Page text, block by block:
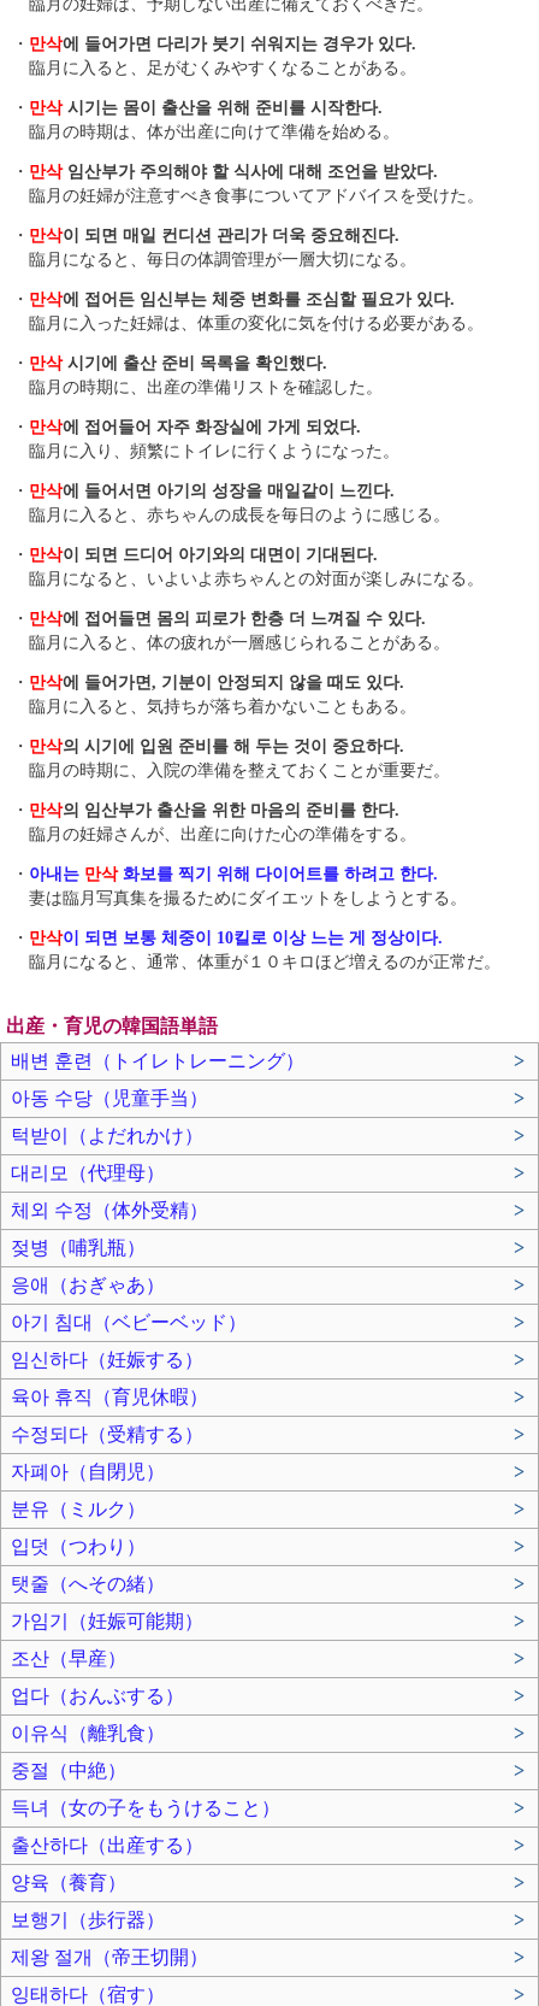
臨月の妊婦は、予期しない出産に備えておくべきだ。
・ 만삭에 들어가면 다리가 붓기 쉬워지는 경우가 있다.
臨月に入ると、足がむくみやすくなることがある。
・ 만삭시기는 몸이 출산을 위해 준비를 시작한다.
臨月の時期は、体が出産に向けて準備を始める。
・ 만삭임산부가 주의해야 할 식사에 대해 조언을 받았다.
臨月の妊婦が注意すべき食事についてアドバイスを受けた。
・ 만삭이 되면 매일 컨디션 관리가 더욱 중요해진다.
臨月になると、毎日の体調管理が一層大切になる。
・ 만삭에 접어든 임신부는 체중 변화를 조심할 필요가 있다.
臨月に入った妊婦は、体重の変化に気を付ける必要がある。
・ 만삭시기에 출산 준비 목록을 확인했다.
臨月の時期に、出産の準備リストを確認した。
・ 만삭에 접어들어 자주 화장실에 가게 되었다.
臨月に入り、頻繁にトイレに行くようになった。
・ 만삭에 들어서면 아기의 성장을 매일같이 느낀다.
臨月に入ると、赤ちゃんの成長を毎日のように感じる。
・ 만삭이 되면 드디어 아기와의 대면이 기대된다.
臨月になると、いよいよ赤ちゃんとの対面が楽しみになる。
・ 만삭에 접어들면 몸의 피로가 한층 더 느껴질 수 있다.
臨月に入ると、体の疲れが一層感じられることがある。
・ 만삭에 들어가면, 기분이 안정되지 않을 때도 있다.
臨月に入ると、気持ちが落ち着かないこともある。
・ 만삭의 시기에 입원 준비를 해 두는 것이 중요하다.
臨月の時期に、入院の準備を整えておくことが重要だ。
・ 만삭의 임산부가 출산을 위한 마음의 준비를 한다.
臨月の妊婦さんが、出産に向けた心の準備をする。
・ 아내는 만삭화보를 찍기 위해 다이어트를 하려고 한다.
妻は臨月写真集を撮るためにダイエットをしようとする。
・ 만삭이 되면 보통 체중이 10킬로 이상 느는 게 정상이다.
臨月になると、通常、体重が１０キロほど増えるのが正常だ。
出産・育児の韓国語単語
배변 훈련（トイレトレーニング）
>
아동 수당（児童手当）
>
턱받이（よだれかけ）
>
대리모（代理母）
>
체외 수정（体外受精）
>
젖병（哺乳瓶）
>
응애（おぎゃあ）
>
아기 침대（ベビーベッド）
>
임신하다（妊娠する）
>
육아 휴직（育児休暇）
>
수정되다（受精する）
>
자폐아（自閉児）
>
분유（ミルク）
>
입덧（つわり）
>
탯줄（へその緒）
>
가임기（妊娠可能期）
>
조산（早産）
>
업다（おんぶする）
>
이유식（離乳食）
>
중절（中絶）
>
득녀（女の子をもうけること）
>
출산하다（出産する）
>
양육（養育）
>
보행기（歩行器）
>
제왕 절개（帝王切開）
>
잉태하다（宿す）
>